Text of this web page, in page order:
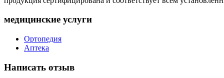
медицинские услуги
Ортопедия
Аптека
Написать отзыв